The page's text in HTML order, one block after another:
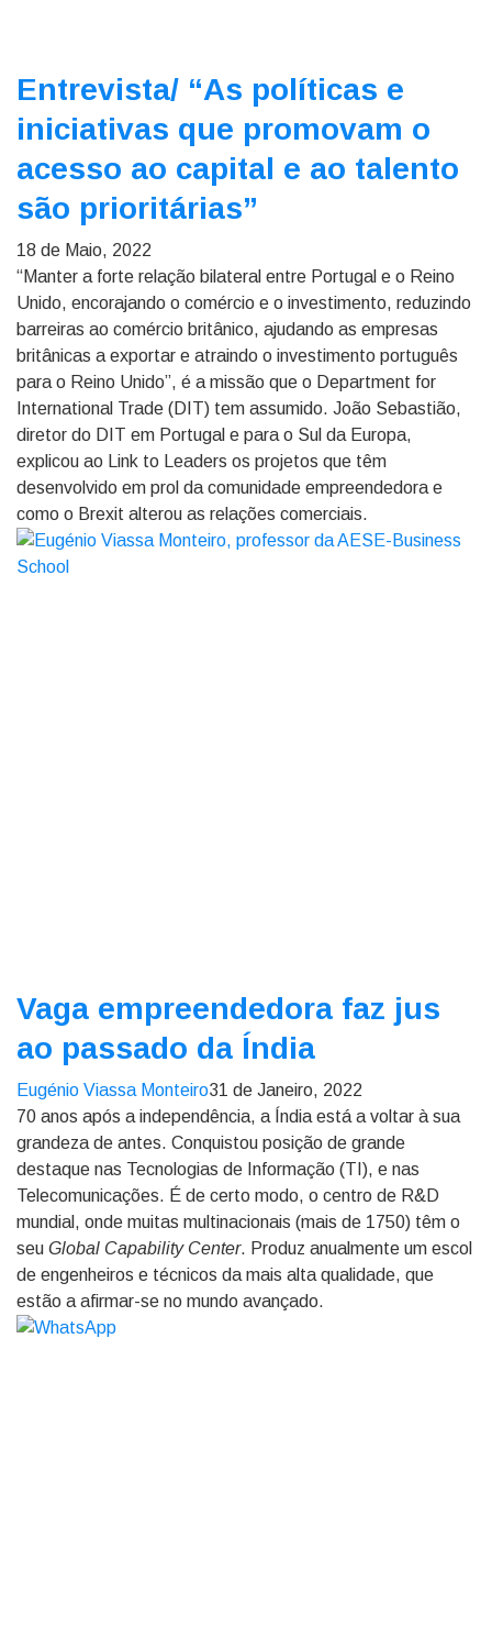
Entrevista/ “As políticas e
iniciativas que promovam o
acesso ao capital e ao talento
são prioritárias”
18 de Maio, 2022
“Manter a forte relação bilateral entre Portugal e o Reino
Unido, encorajando o comércio e o investimento, reduzindo
barreiras ao comércio britânico, ajudando as empresas
britânicas a exportar e atraindo o investimento português
para o Reino Unido”, é a missão que o Department for
International Trade (DIT) tem assumido. João Sebastião,
diretor do DIT em Portugal e para o Sul da Europa,
explicou ao Link to Leaders os projetos que têm
desenvolvido em prol da comunidade empreendedora e
como o Brexit alterou as relações comerciais.
Vaga empreendedora faz jus
ao passado da Índia
Eugénio Viassa Monteiro31 de Janeiro, 2022
70 anos após a independência, a Índia está a voltar à sua
grandeza de antes. Conquistou posição de grande
destaque nas Tecnologias de Informação (TI), e nas
Telecomunicações. É de certo modo, o centro de R&D
mundial, onde muitas multinacionais (mais de 1750) têm o
seu Global Capability Center. Produz anualmente um escol
de engenheiros e técnicos da mais alta qualidade, que
estão a afirmar-se no mundo avançado.